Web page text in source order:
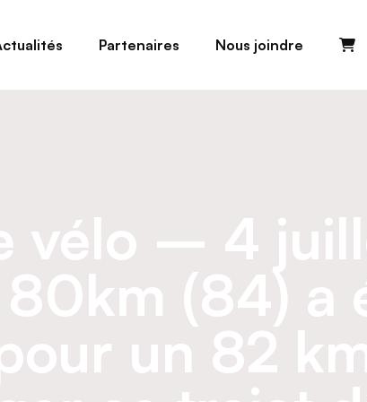
Partenaires Nous joindre